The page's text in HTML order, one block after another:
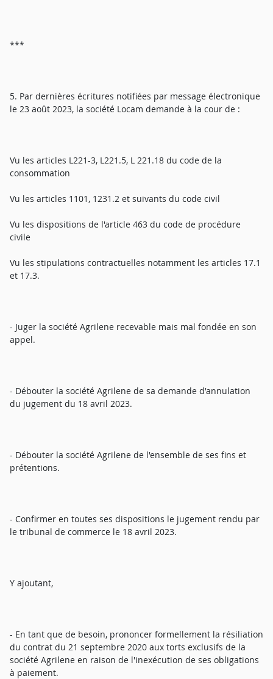
***
5. Par dernières écritures notifiées par message électronique
le 23 août 2023, la société Locam demande à la cour de :
Vu les articles L221-3, L221.5, L 221.18 du code de la
consommation
Vu les articles 1101, 1231.2 et suivants du code civil
Vu les dispositions de l'article 463 du code de procédure
civile
Vu les stipulations contractuelles notamment les articles 17.1
et 17.3.
- Juger la société Agrilene recevable mais mal fondée en son
appel.
- Débouter la société Agrilene de sa demande d'annulation
du jugement du 18 avril 2023.
- Débouter la société Agrilene de l'ensemble de ses fins et
prétentions.
- Confirmer en toutes ses dispositions le jugement rendu par
le tribunal de commerce le 18 avril 2023.
Y ajoutant,
- En tant que de besoin, prononcer formellement la résiliation
du contrat du 21 septembre 2020 aux torts exclusifs de la
société Agrilene en raison de l'inexécution de ses obligations
à paiement.